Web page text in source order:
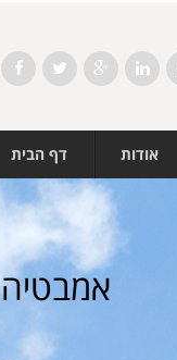
דף הבית אודות
אמבטיה